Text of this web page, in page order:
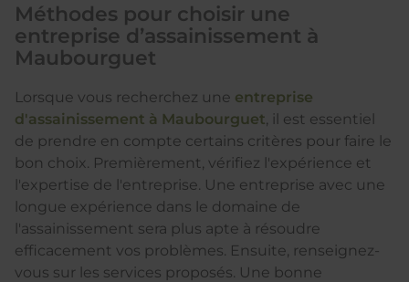
Méthodes pour choisir une
entreprise d’assainissement à
Maubourguet
Lorsque vous recherchez une entreprise
d'assainissement à Maubourguet, il est essentiel
de prendre en compte certains critères pour faire le
bon choix. Premièrement, vérifiez l'expérience et
l'expertise de l'entreprise. Une entreprise avec une
longue expérience dans le domaine de
l'assainissement sera plus apte à résoudre
efficacement vos problèmes. Ensuite, renseignez-
vous sur les services proposés. Une bonne